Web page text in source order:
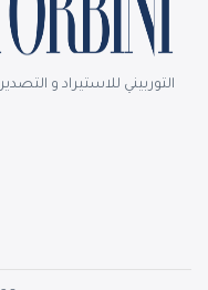
التوربيني للاستيراد و التصدير